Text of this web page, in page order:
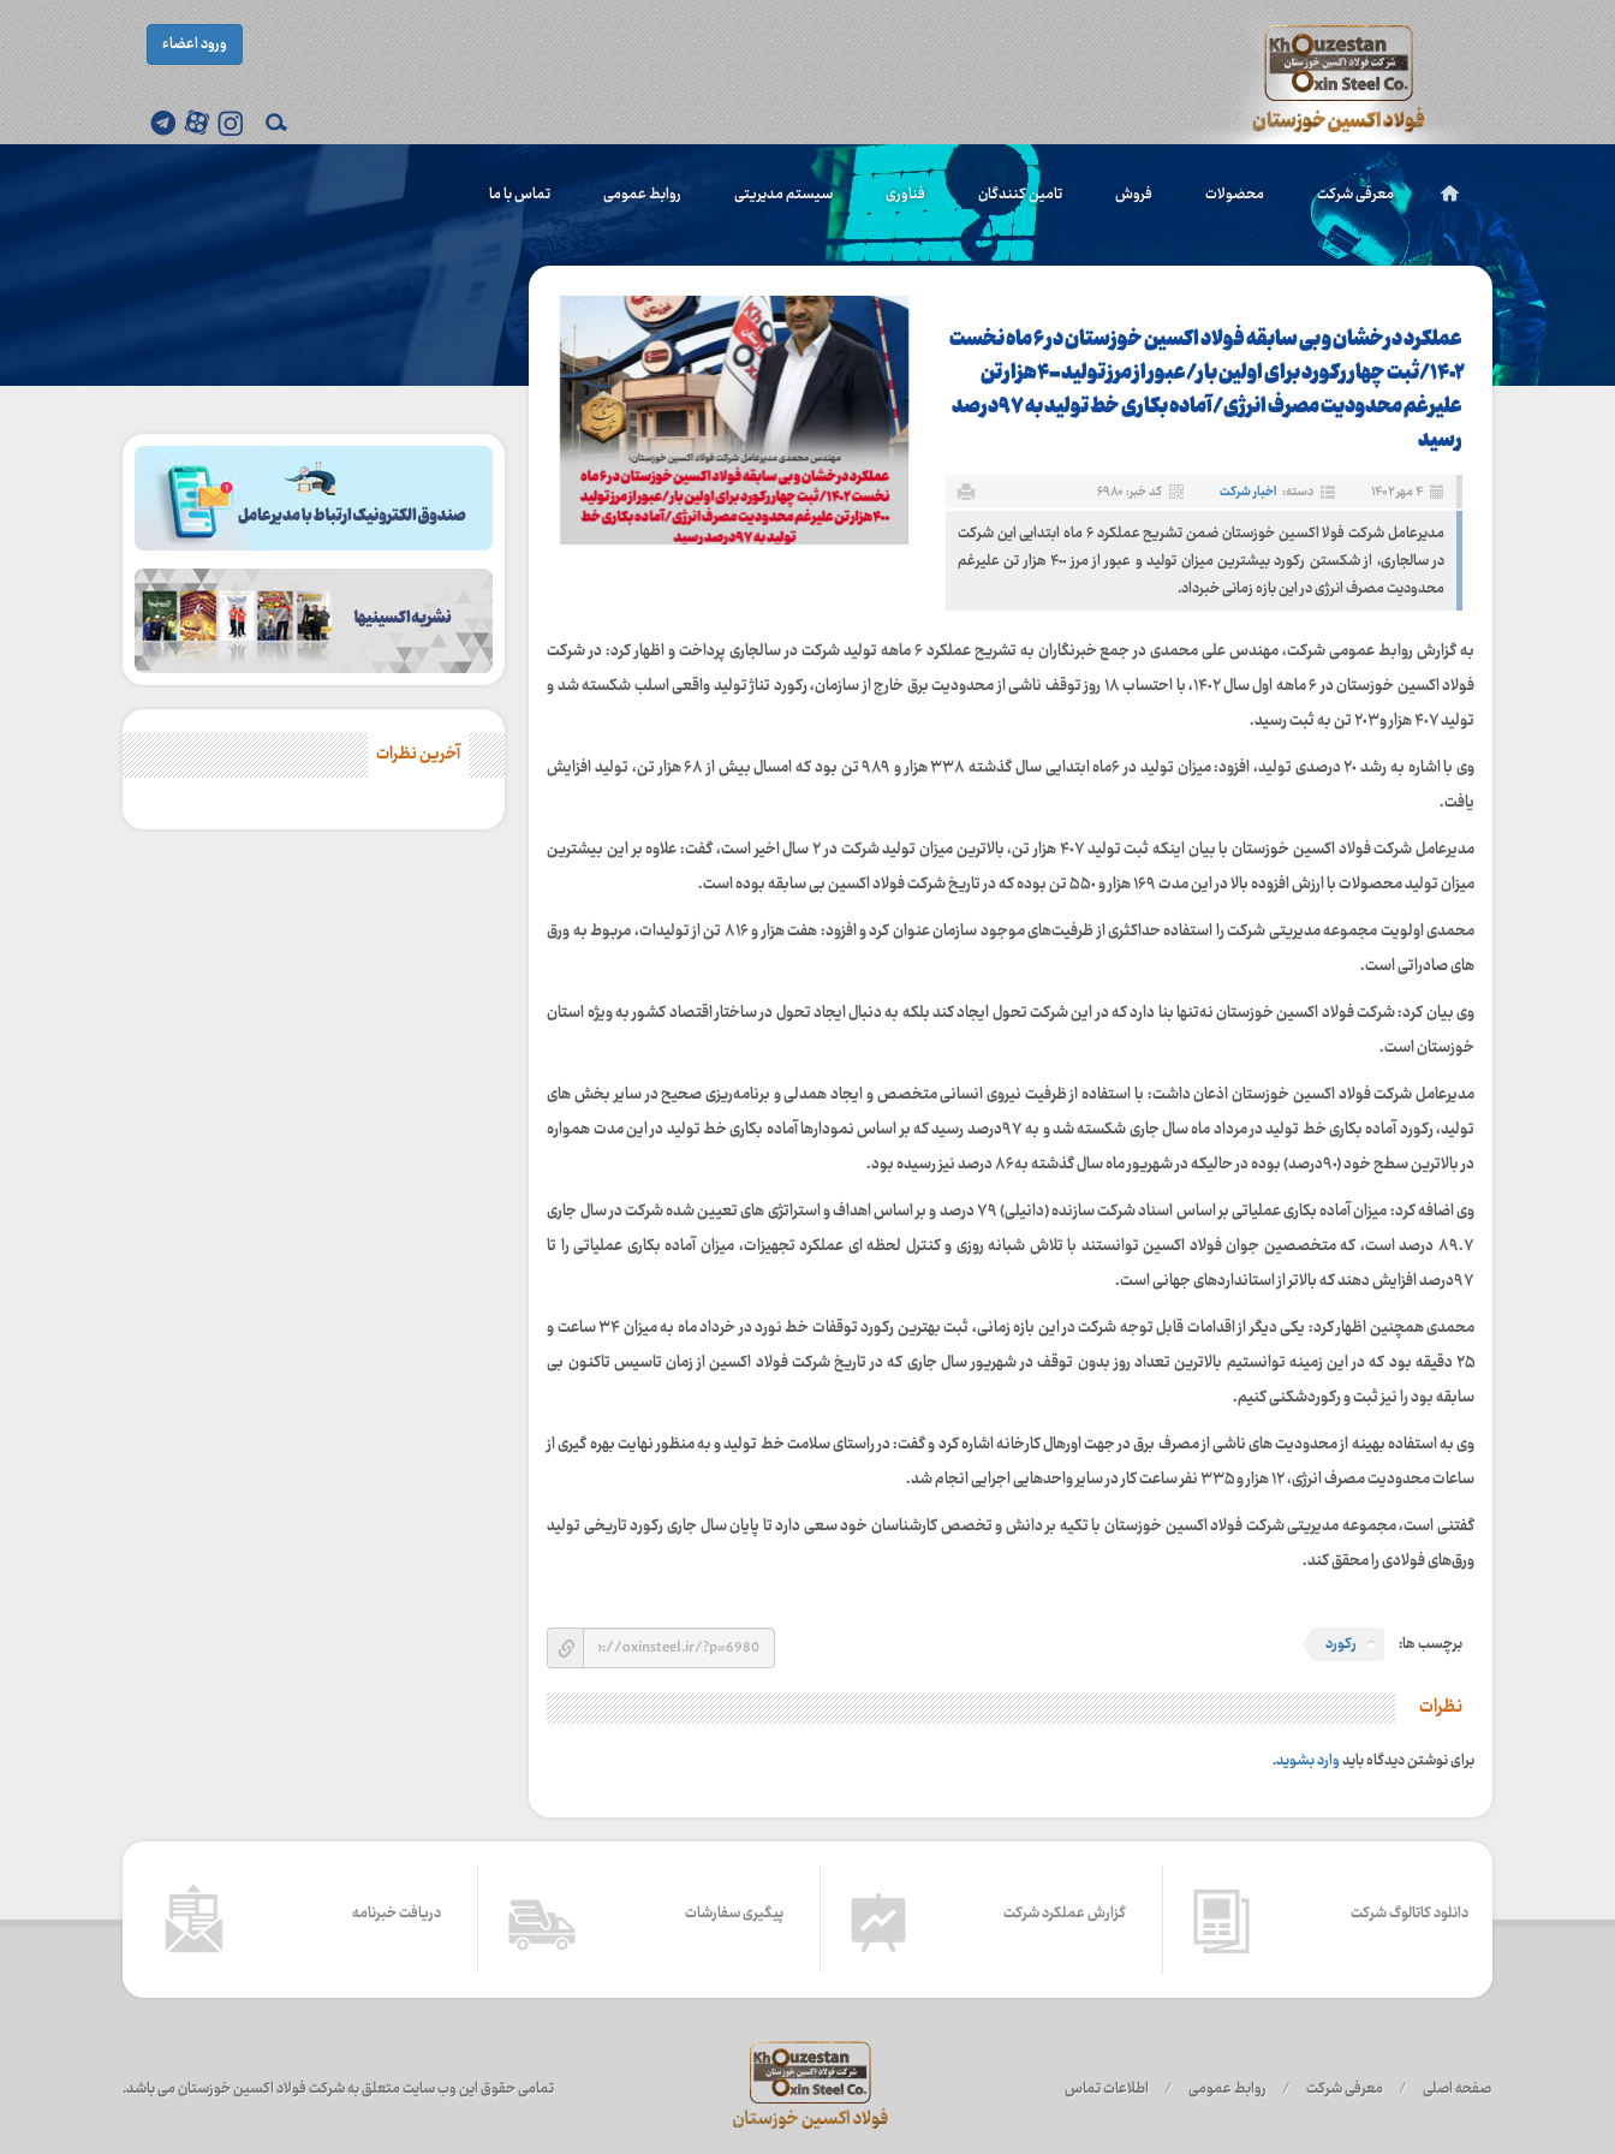
ورود اعضاء
معرفی شرکت محصولات فروش تامین کنندگان فناوری سیستم مدیریتی روابط عمومی تماس با ما
عملکرد درخشان و بی سابقه فولاد اکسین خوزستان در ۶ ماه نخست
۱۴٠۲/ثبت چهار رکورد برای اولین بار/عبور از مرز تولید ۴٠٠هزار تن
علیرغم محدودیت مصرف انرژی/آماده بکاری خط تولید به ۹۷درصد
رسید
۴ مهر ۱۴۰۲ دسته: اخبار شرکت کد خبر: ۶۹۸۰
مدیرعامل شرکت فولا اکسین خوزستان ضمن تشریح عملکرد ۶ ماه ابتدایی این شرکت
در سالجاری، از شکستن رکورد بیشترین میزان تولید و عبور از مرز ۴٠٠ هزار تن علیرغم
محدودیت مصرف انرژی در این بازه زمانی خبرداد.
به گزارش روابط عمومی شرکت، مهندس علی محمدی در جمع خبرنگاران به تشریح عملکرد ۶ ماهه تولید شرکت در سالجاری پرداخت و اظهار کرد: در شرکت
فولاد اکسین خوزستان در ۶ ماهه اول سال ۱۴٠۲، با احتساب ۱۸ روز توقف ناشی از محدودیت برق خارج از سازمان، رکورد تناژ تولید واقعی اسلب شکسته شد و
تولید ۴٠۷ هزار و ۲٠۳ تن به ثبت رسید.
وی با اشاره به رشد ۲٠ درصدی تولید، افزود: میزان تولید در ۶ماه ابتدایی سال گذشته ۳۳۸ هزار و ۹۸۹ تن بود که امسال بیش از ۶۸ هزار تن، تولید افزایش
یافت.
مدیرعامل شرکت فولاد اکسین خوزستان با بیان اینکه ثبت تولید ۴٠۷ هزار تن، بالاترین میزان تولید شرکت در ۲ سال اخیر است، گفت: علاوه بر این بيشترین
میزان توليد محصولات با ارزش افزوده بالا در این مدت ۱۶۹ هزار و ۵۵٠ تن بوده که در تاریخ شرکت فولاد اكسين بی سابقه بوده است.
محمدی اولویت مجموعه مدیریتی شرکت را استفاده حداکثری از ظرفیت‌های موجود سازمان عنوان کرد و افزود: هفت هزار و ۸۱۶ تن از تولیدات، مربوط به ورق
های صادراتی است.
وی بیان کرد: شرکت فولاد اکسین خوزستان نه‌تنها بنا دارد که در این شرکت تحول ایجاد کند بلکه به دنبال ایجاد تحول در ساختار اقتصاد کشور به ویژه استان
خوزستان است.
مدیرعامل شرکت فولاد اکسین خوزستان اذعان داشت: با استفاده از ظرفیت نیروی انسانی متخصص و ایجاد همدلی و برنامه‌ریزی صحیح در سایر بخش های
تولید، رکورد آماده بکاری خط تولید در مرداد ماه سال جاری شکسته شد و به ۹۷درصد رسید که بر اساس نمودارها آماده بکاری خط تولید در این مدت همواره
در بالاترین سطح خود (۹٠درصد) بوده در حالیکه در شهریور ماه سال گذشته به ۸۶ درصد نیز رسیده بود.
وی اضافه کرد: میزان آماده بکاری عملیاتی بر اساس اسناد شرکت سازنده (دانیلی) ۷۹ درصد و بر اساس اهداف و استراتژی های تعیین شده شرکت در سال جاری
۸۹.۷ درصد است، که متخصصین جوان فولاد اکسین توانستند با تلاش شبانه روزی و کنترل لحظه ای عملکرد تجهیزات، میزان آماده بکاری عملیاتی را تا
۹۷درصد افزایش دهند که بالاتر از استانداردهای جهانی است.
محمدی همچنین اظهار کرد: یکی دیگر از اقدامات قابل توجه شرکت در این بازه زمانی، ثبت بهترین رکورد توقفات خط نورد در خرداد ماه به میزان ۳۴ ساعت و
۲۵ دقیقه بود که در این زمینه توانستیم بالاترین تعداد روز بدون توقف در شهریور سال جاری که در تاریخ شرکت فولاد اکسین از زمان تاسیس تاکنون بی
سابقه بود را نیز ثبت و رکوردشکنی کنیم.
وی به استفاده بهینه از محدودیت های ناشی از مصرف برق در جهت اورهال کارخانه اشاره کرد و گفت: در راستای سلامت خط تولید و به منظور نهایت بهره گیری از
ساعات محدودیت مصرف انرژی، ۱۲ هزار و ۳۳۵ نفر ساعت کار در سایر واحدهایی اجرایی انجام شد.
گفتنی است، مجموعه مدیریتی شرکت فولاد اکسین خوزستان با تکیه بر دانش و تخصص کارشناسان خود سعی دارد تا پایان سال جاری رکورد تاریخی تولید
ورق‌های فولادی را محقق کند.
برچسب ها: رکورد
نظرات
برای نوشتن دیدگاه بایدوارد بشوید.
آخرین نظرات
دانلود کاتالوگ شرکت گزارش عملکرد شرکت پیگیری سفارشات دریافت خبرنامه
صفحه اصلی / معرفی شرکت / روابط عمومی / اطلاعات تماس تمامی حقوق این وب سایت متعلق به شرکت فولاد اکسین خوزستان می باشد.